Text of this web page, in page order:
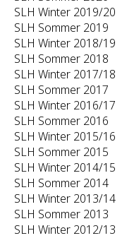
SLH Winter 2019/20
SLH Sommer 2019
SLH Winter 2018/19
SLH Sommer 2018
SLH Winter 2017/18
SLH Sommer 2017
SLH Winter 2016/17
SLH Sommer 2016
SLH Winter 2015/16
SLH Sommer 2015
SLH Winter 2014/15
SLH Sommer 2014
SLH Winter 2013/14
SLH Sommer 2013
SLH Winter 2012/13